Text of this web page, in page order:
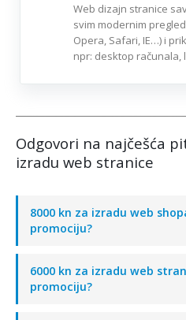
Web dizajn stranice
svim modernim
Opera, Safari, IE…) i
npr: desktop računala,
Odgovori na najčešća
izradu web stranice
8000 kn za izradu web
promociju?
6000 kn za izradu web
promociju?